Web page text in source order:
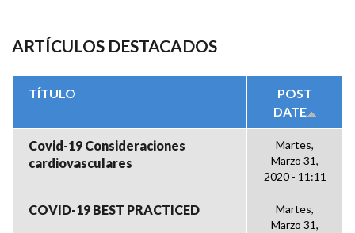
ARTÍCULOS DESTACADOS
TÍTULO
POST
DATE
Covid-19 Consideraciones
cardiovasculares
Martes,
Marzo 31,
2020 - 11:11
COVID-19 BEST PRACTICED
Martes,
Marzo 31,